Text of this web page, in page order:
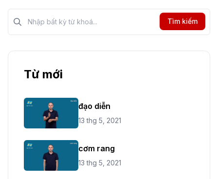
Tìm kiếm?>
Tìm kiếm
Từ mới
đạo diễn
13 thg 5, 2021
cơm rang
13 thg 5, 2021